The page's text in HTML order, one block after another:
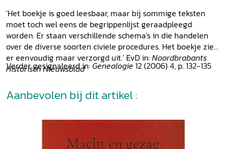
'Het boekje is goed leesbaar, maar bij sommige teksten
moet toch wel eens de begrippenlijst geraadpleegd
worden. Er staan verschillende schema's in die handelen
over de diverse soorten civiele procedures. Het boekje ziet
er eenvoudig maar verzorgd uit.' EvD in: Noordbrabants
Historisch Nieuwsblad
Verder gesignaleerd in: Genealogie 12 (2006) 4, p. 132-135
Aanbevolen bij dit artikel :